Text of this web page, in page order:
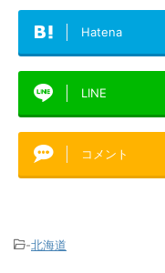
Hatena
LINE
コメント
-北海道